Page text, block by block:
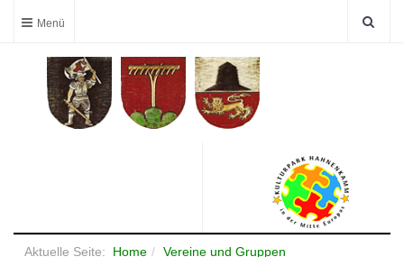
Aktuelle Seite: Home
Vereine und Gruppen